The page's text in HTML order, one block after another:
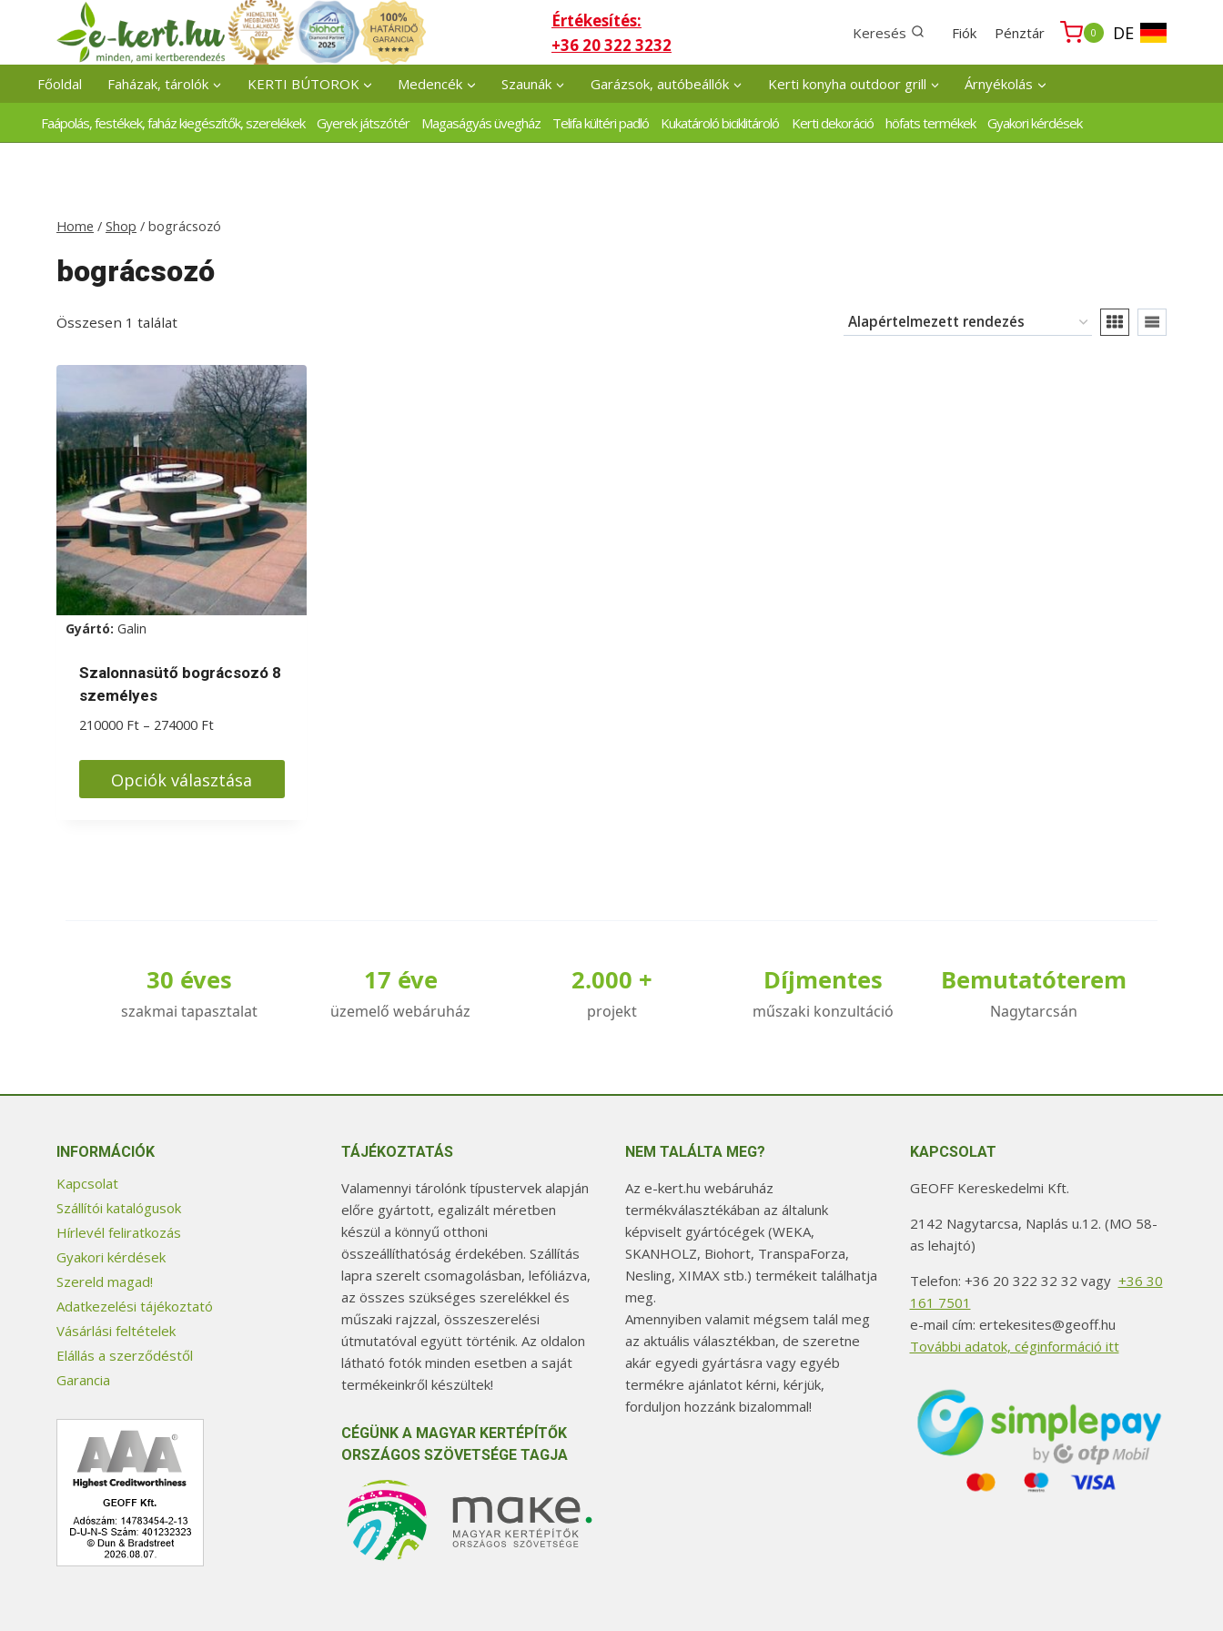
content
Értékesítés:
+36 20 322 3232
Keresés Fiók Pénztár 0 DE
Főoldal Faházak, tárolók KERTI BÚTOROK Medencék Szaunák Garázsok, autóbeállók Kerti konyha outdoor grill Árnyékolás
Faápolás, festékek, faház kiegészítők, szerelékek Gyerek játszótér Magaságyás üvegház Telifa kültéri padló Kukatároló biciklitároló Kerti dekoráció höfats termékek Gyakori kérdések
Home / Shop / bográcsozó
bográcsozó
Összesen 1 találat
Gyártó: Galin
Szalonnasütő bográcsozó 8
személyes
210000 Ft – 274000 FtÁrtartomány:
-
274000 Ft
Opciók választása
változatok30 éves
szakmai tapasztalat
17 éve
üzemelő webáruház
2.000 +
projekt
Díjmentes
műszaki konzultáció
Bemutatóterem
Nagytarcsán
INFORMÁCIÓK
Kapcsolat
Szállítói katalógusok
Hírlevél feliratkozás
Gyakori kérdések
Szereld magad!
Adatkezelési tájékoztató
Vásárlási feltételek
Elállás a szerződéstől
Garancia
TÁJÉKOZTATÁS
Valamennyi tárolónk típustervek alapján
előre gyártott, egalizált méretben
készül a könnyű otthoni
összeállíthatóság érdekében. Szállítás
lapra szerelt csomagolásban, lefóliázva,
az összes szükséges szerelékkel és
műszaki rajzzal, összeszerelési
útmutatóval együtt történik. Az oldalon
látható fotók minden esetben a saját
termékeinkről készültek!
CÉGÜNK A MAGYAR KERTÉPÍTŐK
ORSZÁGOS SZÖVETSÉGE TAGJA
NEM TALÁLTA MEG?
Az e-kert.hu webáruház
termékválasztékában az általunk
képviselt gyártócégek (WEKA,
SKANHOLZ, Biohort, TranspaForza,
Nesling, XIMAX stb.) termékeit találhatja
meg.
Amennyiben valamit mégsem talál meg
az aktuális választékban, de szeretne
akár egyedi gyártásra vagy egyéb
termékre ajánlatot kérni, kérjük,
forduljon hozzánk bizalommal!
KAPCSOLAT
GEOFF Kereskedelmi Kft.
2142 Nagytarcsa, Naplás u.12. (MO 58-
as lehajtó)
Telefon: +36 20 322 32 32 vagy +36 30
161 7501
e-mail cím: ertekesites@geoff.hu
További adatok, céginformáció itt